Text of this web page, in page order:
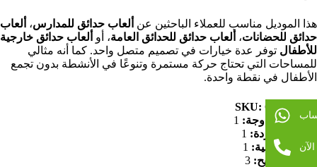
هذا الموديل مناسب للعملاء الباحثين عن ألعاب حدائق للمدارس، ألعاب
حدائق للحضانات، ألعاب حدائق للحدائق العامة، أو ألعاب حدائق خارجية
للأطفال توفر عدة خيارات في تصميم متصل واحد. كما أنه مثالي
للمساحات التي تحتاج حركة مستمرة وتنوعًا في الأنشطة بدون تجمع
الأطفال في نقطة واحدة.
SKU: GLMF-017
زحليقة مزدوجة:
زحليقة مفردة:
زحليقة أنبوبية:
عدد المراجيح: